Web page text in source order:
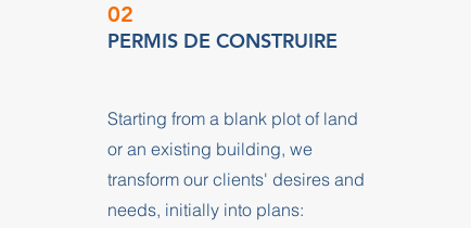
02
PERMIS DE CONSTRUIRE
Starting from a blank plot of land
or an existing building, we
transform our clients' desires and
needs, initially into plans: